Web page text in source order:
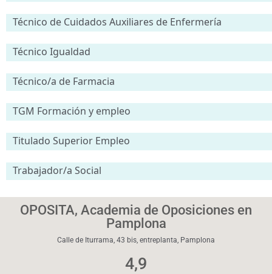
Técnico de Cuidados Auxiliares de Enfermería
Técnico Igualdad
Técnico/a de Farmacia
TGM Formación y empleo
Titulado Superior Empleo
Trabajador/a Social
OPOSITA, Academia de Oposiciones en
Pamplona
Calle de Iturrama, 43 bis, entreplanta, Pamplona
4,9